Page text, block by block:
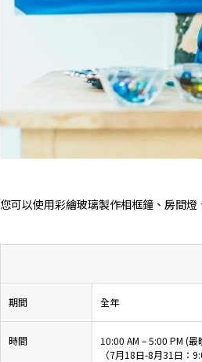
您可以使用彩繪玻璃製作相框鐘、房間燈
期間 全年
時間
10:00 AM – 5:00 PM (
（7月18日-8月31日：